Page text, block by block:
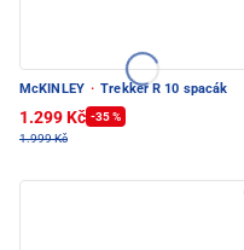
McKINLEY · Trekker R 10 spacák
1.299 Kč -35 %
1.999 Kč